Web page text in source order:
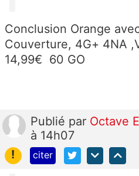
Conclusion Orange
Couverture, 4G+ 4NA
14,99€ 60 GO
Publié par Octave
à 14h07
!
citer